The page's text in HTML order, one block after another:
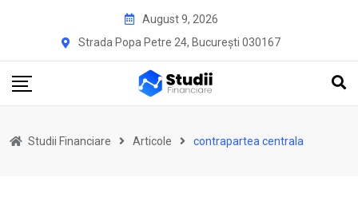
August 9, 2026
Strada Popa Petre 24, București 030167
Studii Financiare Articole contrapartea centrala